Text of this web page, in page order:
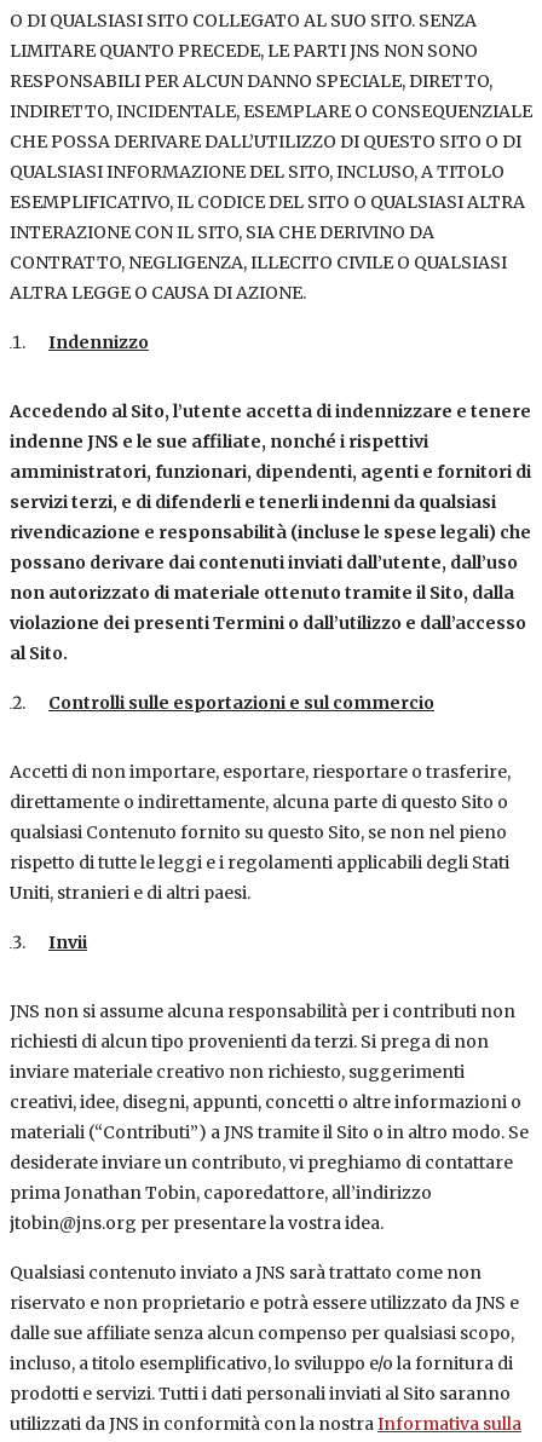
O DI QUALSIASI SITO COLLEGATO AL SUO SITO. SENZA
LIMITARE QUANTO PRECEDE, LE PARTI JNS NON SONO
RESPONSABILI PER ALCUN DANNO SPECIALE, DIRETTO,
INDIRETTO, INCIDENTALE, ESEMPLARE O CONSEQUENZIALE
CHE POSSA DERIVARE DALL’UTILIZZO DI QUESTO SITO O DI
QUALSIASI INFORMAZIONE DEL SITO, INCLUSO, A TITOLO
ESEMPLIFICATIVO, IL CODICE DEL SITO O QUALSIASI ALTRA
INTERAZIONE CON IL SITO, SIA CHE DERIVINO DA
CONTRATTO, NEGLIGENZA, ILLECITO CIVILE O QUALSIASI
ALTRA LEGGE O CAUSA DI AZIONE.
Indennizzo
Accedendo al Sito, l’utente accetta di indennizzare e tenere
indenne JNS e le sue affiliate, nonché i rispettivi
amministratori, funzionari, dipendenti, agenti e fornitori di
servizi terzi, e di difenderli e tenerli indenni da qualsiasi
rivendicazione e responsabilità (incluse le spese legali) che
possano derivare dai contenuti inviati dall’utente, dall’uso
non autorizzato di materiale ottenuto tramite il Sito, dalla
violazione dei presenti Termini o dall’utilizzo e dall’accesso
al Sito.
Controlli sulle esportazioni e sul commercio
Accetti di non importare, esportare, riesportare o trasferire,
direttamente o indirettamente, alcuna parte di questo Sito o
qualsiasi Contenuto fornito su questo Sito, se non nel pieno
rispetto di tutte le leggi e i regolamenti applicabili degli Stati
Uniti, stranieri e di altri paesi.
Invii
JNS non si assume alcuna responsabilità per i contributi non
richiesti di alcun tipo provenienti da terzi. Si prega di non
inviare materiale creativo non richiesto, suggerimenti
creativi, idee, disegni, appunti, concetti o altre informazioni o
materiali (“Contributi”) a JNS tramite il Sito o in altro modo. Se
desiderate inviare un contributo, vi preghiamo di contattare
prima Jonathan Tobin, caporedattore, all’indirizzo
jtobin@jns.org per presentare la vostra idea.
Qualsiasi contenuto inviato a JNS sarà trattato come non
riservato e non proprietario e potrà essere utilizzato da JNS e
dalle sue affiliate senza alcun compenso per qualsiasi scopo,
incluso, a titolo esemplificativo, lo sviluppo e/o la fornitura di
prodotti e servizi. Tutti i dati personali inviati al Sito saranno
utilizzati da JNS in conformità con la nostraInformativa sulla